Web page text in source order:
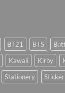
BT21 BTS
Kawaii Kirby
Stationery Sticker